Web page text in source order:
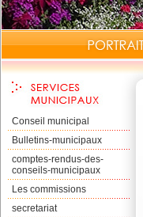
Conseil municipal
Bulletins-municipaux
comptes-rendus-des-
conseils-municipaux
Les commissions
secretariat